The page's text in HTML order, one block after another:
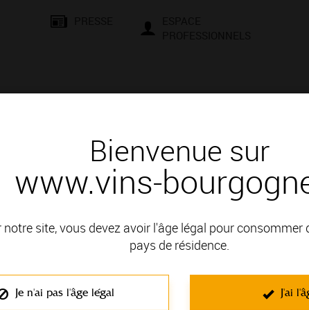
Bienvenue sur
www.vins-
notre site, vous devez avoir l'âge légal pour consommer
pays de résidence.
Je n'ai pas l'âge légal J'ai
Aligoté : il a tout d’un grand !
!
Aligoté et Chardonnay : des
L’Aligoté
comme le